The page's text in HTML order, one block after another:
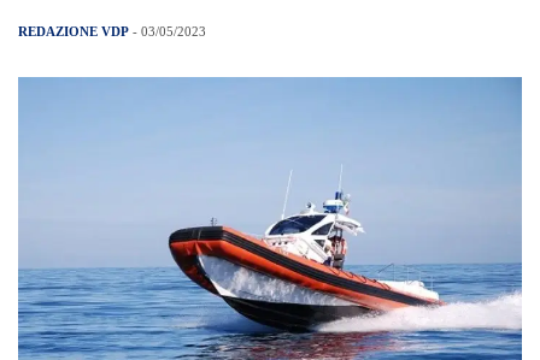
REDAZIONE VDP - 03/05/2023